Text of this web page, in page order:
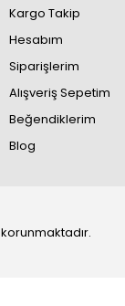
Kargo Takip
Hesabım
Siparişlerim
Alışveriş Sepetim
Beğendiklerim
Blog